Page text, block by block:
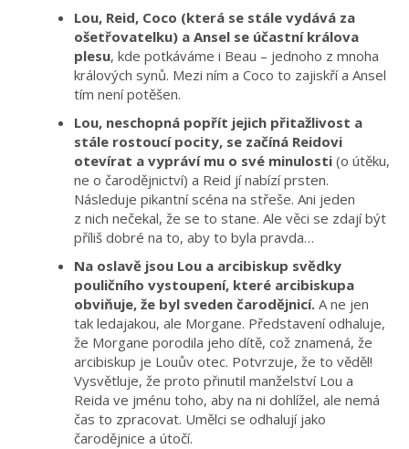
Lou, Reid, Coco (která se stále vydává za
ošetřovatelku) a Ansel se účastní králova
plesu, kde potkáváme i Beau – jednoho z mnoha
králových synů. Mezi ním a Coco to zajiskří a Ansel
tím není potěšen.
Lou, neschopná popřít jejich přitažlivost a
stále rostoucí pocity, se začíná Reidovi
otevírat a vypráví mu o své minulosti (o útěku,
ne o čarodějnictví) a Reid jí nabízí prsten.
Následuje pikantní scéna na střeše. Ani jeden
z nich nečekal, že se to stane. Ale věci se zdají být
příliš dobré na to, aby to byla pravda…
Na oslavě jsou Lou a arcibiskup svědky
pouličního vystoupení, které arcibiskupa
obviňuje, že byl sveden čarodějnicí. A ne jen
tak ledajakou, ale Morgane. Představení odhaluje,
že Morgane porodila jeho dítě, což znamená, že
arcibiskup je Louův otec. Potvrzuje, že to věděl!
Vysvětluje, že proto přinutil manželství Lou a
Reida ve jménu toho, aby na ni dohlížel, ale nemá
čas to zpracovat. Umělci se odhalují jako
čarodějnice a útočí.